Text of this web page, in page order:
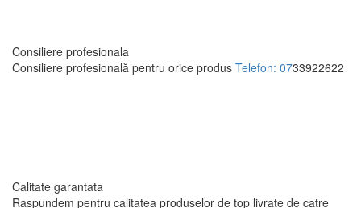
Consiliere profesionala
Consiliere profesională pentru orice produs Telefon: 0733922622
Calitate garantata
Raspundem pentru calitatea produselor de top livrate de catre